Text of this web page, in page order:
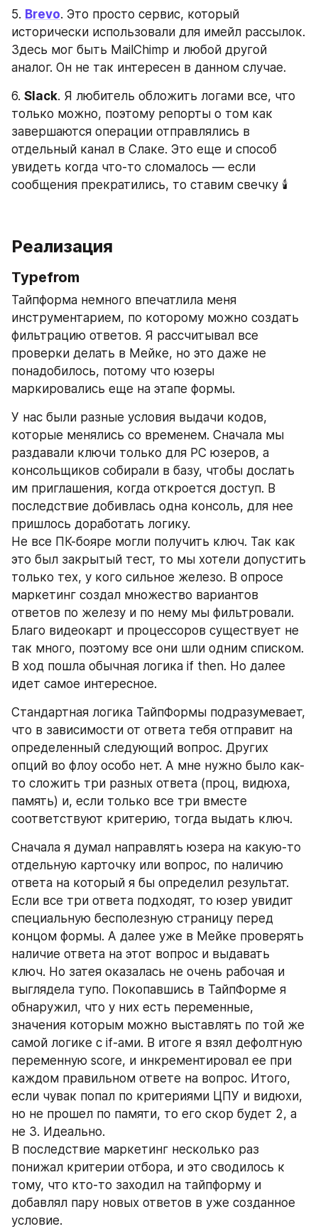
5. Brevo. Это просто сервис, который
исторически использовали для имейл рассылок.
Здесь мог быть MailChimp и любой другой
аналог. Он не так интересен в данном случае.
6. Slack. Я любитель обложить логами все, что
только можно, поэтому репорты о том как
завершаются операции отправлялись в
отдельный канал в Слаке. Это еще и способ
увидеть когда что-то сломалось — если
сообщения прекратились, то ставим свечку 🕯️
Реализация
Typefrom
Тайпформа немного впечатлила меня
инструментарием, по которому можно создать
фильтрацию ответов. Я рассчитывал все
проверки делать в Мейке, но это даже не
понадобилось, потому что юзеры
маркировались еще на этапе формы.
У нас были разные условия выдачи кодов,
которые менялись со временем. Сначала мы
раздавали ключи только для PC юзеров, а
консольщиков собирали в базу, чтобы дослать
им приглашения, когда откроется доступ. В
последствие добивлась одна консоль, для нее
пришлось доработать логику.
Не все ПК-бояре могли получить ключ. Так как
это был закрытый тест, то мы хотели допустить
только тех, у кого сильное железо. В опросе
маркетинг создал множество вариантов
ответов по железу и по нему мы фильтровали.
Благо видеокарт и процессоров существует не
так много, поэтому все они шли одним списком.
В ход пошла обычная логика if then. Но далее
идет самое интересное.
Стандартная логика ТайпФормы подразумевает,
что в зависимости от ответа тебя отправит на
определенный следующий вопрос. Других
опций во флоу особо нет. А мне нужно было как-
то сложить три разных ответа (проц, видюха,
память) и, если только все три вместе
соответствуют критерию, тогда выдать ключ.
Сначала я думал направлять юзера на какую-то
отдельную карточку или вопрос, по наличию
ответа на который я бы определил результат.
Если все три ответа подходят, то юзер увидит
специальную бесполезную страницу перед
концом формы. А далее уже в Мейке проверять
наличие ответа на этот вопрос и выдавать
ключ. Но затея оказалась не очень рабочая и
выглядела тупо. Покопавшись в ТайпФорме я
обнаружил, что у них есть переменные,
значения которым можно выставлять по той же
самой логике с if-ами. В итоге я взял дефолтную
переменную score, и инкрементировал ее при
каждом правильном ответе на вопрос. Итого,
если чувак попал по критериями ЦПУ и видюхи,
но не прошел по памяти, то его скор будет 2, а
не 3. Идеально.
В последствие маркетинг несколько раз
понижал критерии отбора, и это сводилось к
тому, что кто-то заходил на тайпформу и
добавлял пару новых ответов в уже созданное
условие.